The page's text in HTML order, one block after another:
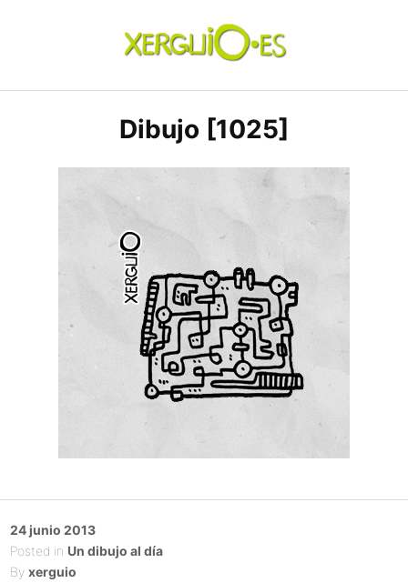
xerguio.ES | ilustración
Dibujo [1025]
Posted
on
24 junio 2013
Posted in Un dibujo al día
By xerguio